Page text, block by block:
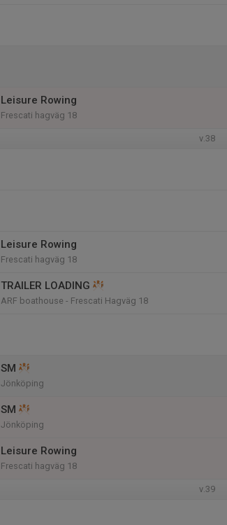
Leisure Rowing
Frescati hagväg 18
v.38
Leisure Rowing
Frescati hagväg 18
TRAILER LOADING
ARF boathouse - Frescati Hagväg 18
SM
Jönköping
SM
Jönköping
Leisure Rowing
Frescati hagväg 18
v.39